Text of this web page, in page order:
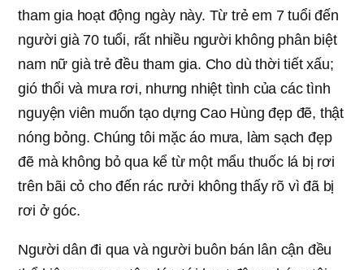
tham gia hoạt động ngày này. Từ trẻ em 7 tuổi đến
người già 70 tuổi, rất nhiều người không phân biệt
nam nữ già trẻ đều tham gia. Cho dù thời tiết xấu;
gió thổi và mưa rơi, nhưng nhiệt tình của các tình
nguyện viên muốn tạo dựng Cao Hùng đẹp đẽ, thật
nóng bỏng. Chúng tôi mặc áo mưa, làm sạch đẹp
đẽ mà không bỏ qua kể từ một mẩu thuốc lá bị rơi
trên bãi cỏ cho đến rác rưởi không thấy rõ vì đã bị
rơi ở góc.
Người dân đi qua và người buôn bán lân cận đều